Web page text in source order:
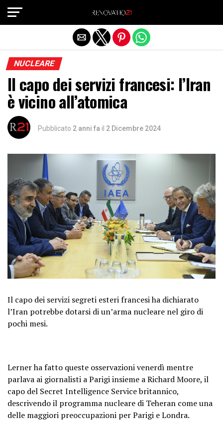
NUCLEARE
Il capo dei servizi francesi: l’Iran
è vicino all’atomica
Pubblicato 2 anni fa il 2 Dicembre 2024
Il capo dei servizi segreti esteri francesi ha dichiarato
l’Iran potrebbe dotarsi di un’arma nucleare nel giro di
pochi mesi.
Lerner ha fatto queste osservazioni venerdì mentre
parlava ai giornalisti a Parigi insieme a Richard Moore, il
capo del Secret Intelligence Service britannico,
descrivendo il programma nucleare di Teheran come una
delle maggiori preoccupazioni per Parigi e Londra.
Exit mobile version